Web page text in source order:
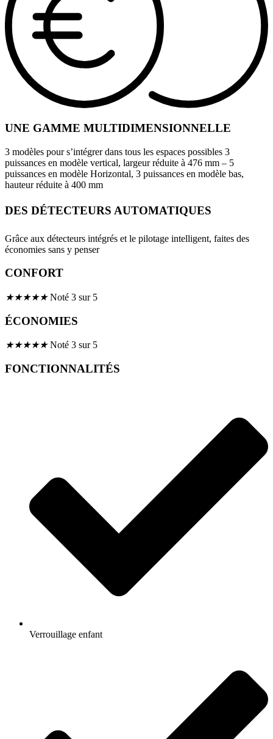
UNE GAMME MULTIDIMENSIONNELLE
3 modèles pour s’intégrer dans tous les espaces possibles 3
puissances en modèle vertical, largeur réduite à 476 mm – 5
puissances en modèle Horizontal, 3 puissances en modèle bas,
hauteur réduite à 400 mm
DES DÉTECTEURS AUTOMATIQUES
Grâce aux détecteurs intégrés et le pilotage intelligent, faites des
économies sans y penser
CONFORT
★★★★★ Noté 3 sur 5
ÉCONOMIES
★★★★★ Noté 3 sur 5
FONCTIONNALITÉS
Verrouillage enfant